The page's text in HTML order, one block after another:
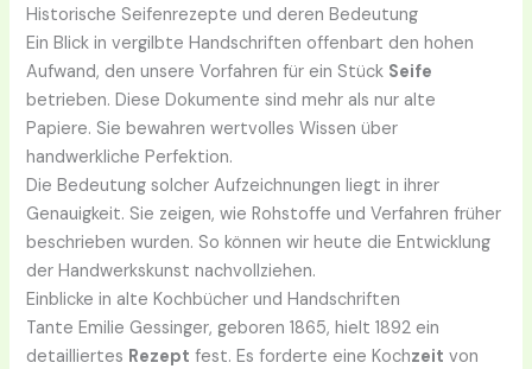
Historische Seifenrezepte und deren Bedeutung
Ein Blick in vergilbte Handschriften offenbart den hohen
Aufwand, den unsere Vorfahren für ein Stück Seife
betrieben. Diese Dokumente sind mehr als nur alte
Papiere. Sie bewahren wertvolles Wissen über
handwerkliche Perfektion.
Die Bedeutung solcher Aufzeichnungen liegt in ihrer
Genauigkeit. Sie zeigen, wie Rohstoffe und Verfahren früher
beschrieben wurden. So können wir heute die Entwicklung
der Handwerkskunst nachvollziehen.
Einblicke in alte Kochbücher und Handschriften
Tante Emilie Gessinger, geboren 1865, hielt 1892 ein
detailliertes Rezept fest. Es forderte eine Kochzeit von